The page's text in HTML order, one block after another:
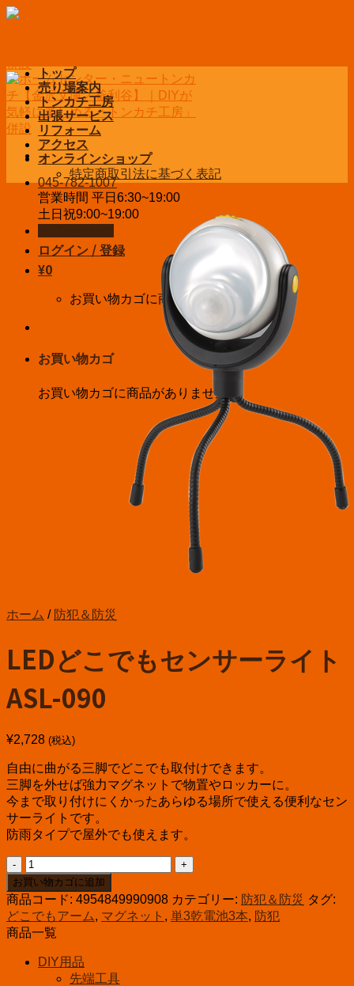
Skip
045-782-1007
営業時間 平日6:30~19:00
土日祝9:00~19:00
ログイン / 登録
¥0
お買い物カゴに商品がありません。
お買い物カゴ
お買い物カゴに商品がありません。
トップ
売り場案内
トンカチ工房
出張サービス
リフォーム
アクセス
オンラインショップ
特定商取引法に基づく表記
ホーム / 防犯＆防災
LEDどこでもセンサーライト
ASL-090
¥2,728 (税込)
自由に曲がる三脚でどこでも取付けできます。
三脚を外せば強力マグネットで物置やロッカーに。
今まで取り付けにくかったあらゆる場所で使える便利なセン
サーライトです。
防雨タイプで屋外でも使えます。
LED
ど
こ
で
も
ン
お買い物カゴに追加
商品コード: 4954849990908 カテゴリー: 防犯＆防災 タグ:
どこでもアーム, マグネット , 単3乾電池3本, 防犯
商品一覧
DIY用品
先端工具